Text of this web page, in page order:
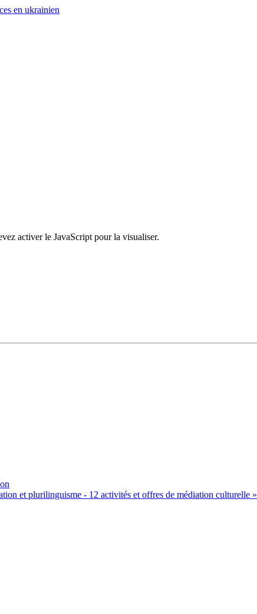
en ukrainien
activer le JavaScript pour la visualiser.
et plurilinguisme - 12 activités et offres de médiation culturelle »